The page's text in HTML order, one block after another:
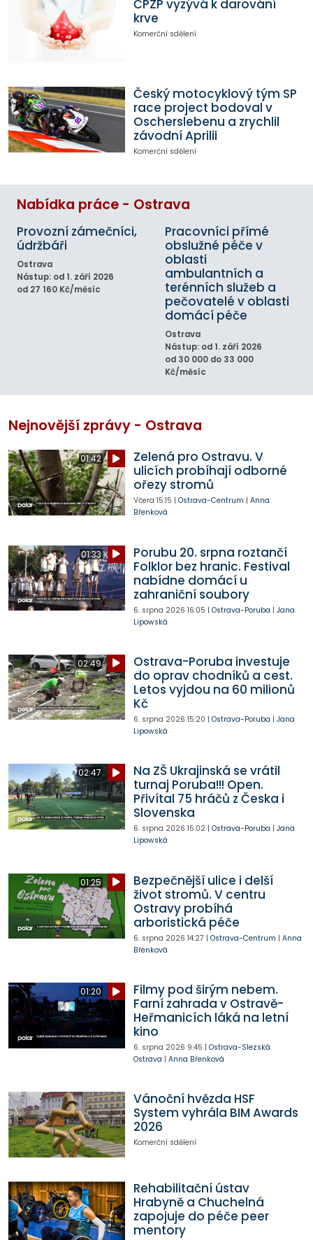
ČPZP vyzývá k darování
krve
Komerční sdělení
Český motocyklový tým SP
race project bodoval v
Oscherslebenu a zrychlil
závodní Aprilii
Komerční sdělení
Nabídka práce - Ostrava
Provozní zámečníci,
údržbáři
Ostrava
Nástup: od 1. září 2026
od 27 160 Kč/měsíc
Pracovníci přímé
obslužné péče v
oblasti
ambulantních a
terénních služeb a
pečovatelé v oblasti
domácí péče
Ostrava
Nástup: od 1. září 2026
od 30 000 do 33 000
Kč/měsíc
Nejnovější zprávy - Ostrava
01:42
Zelená pro Ostravu. V
ulicích probíhají odborné
ořezy stromů
Včera 15:15 | Ostrava-Centrum | Anna
Břenková
01:33
Porubu 20. srpna roztančí
Folklor bez hranic. Festival
nabídne domácí u
zahraniční soubory
6. srpna 2026 16:05 | Ostrava-Poruba | Jana
Lipowská
02:49
Ostrava-Poruba investuje
do oprav chodníků a cest.
Letos vyjdou na 60 milionů
Kč
6. srpna 2026 15:20 | Ostrava-Poruba | Jana
Lipowská
02:47
Na ZŠ Ukrajinská se vrátil
turnaj Poruba!!! Open.
Přivítal 75 hráčů z Česka i
Slovenska
6. srpna 2026 15:02| Ostrava-Poruba | Jana
Lipowská
01:25
Bezpečnější ulice i delší
život stromů. V centru
Ostravy probíhá
arboristická péče
6. srpna 2026 14:27 | Ostrava-Centrum | Anna
Břenková
01:20
Filmy pod širým nebem.
Farní zahrada v Ostravě-
Heřmanicích láká na letní
kino
6. srpna 2026 9:45 | Ostrava-Slezská
Ostrava | Anna Břenková
Vánoční hvězda HSF
System vyhrála BIM Awards
2026
Komerční sdělení
Rehabilitační ústav
Hrabyně a Chuchelná
zapojuje do péče peer
mentory